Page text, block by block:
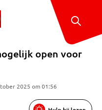
open voor
2025 om 01:56